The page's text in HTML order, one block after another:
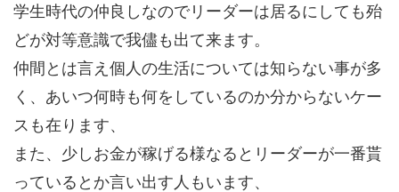
学生時代の仲良しなのでリーダーは居るにしても殆
どが対等意識で我儘も出て来ます。
仲間とは言え個人の生活については知らない事が多
く、あいつ何時も何をしているのか分からないケー
スも在ります、
また、少しお金が稼げる様なるとリーダーが一番貰
っているとか言い出す人もいます、